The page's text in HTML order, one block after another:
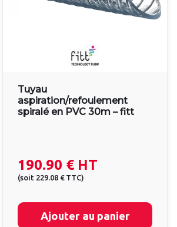
Tuyau
aspiration/refoulement
spiralé en PVC 30m – fitt
190.90 € HT
(soit 229.08 € TTC)
Ajouter au panier